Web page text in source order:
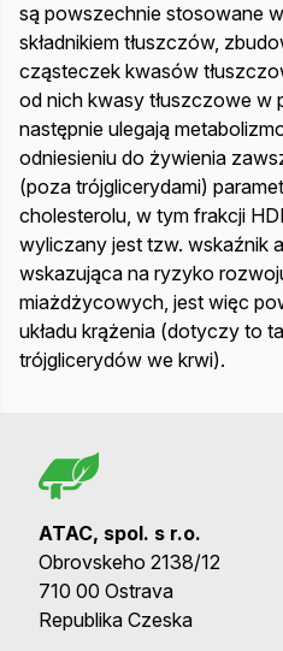
są powszechnie stosowane
składnikiem tłuszczów,
cząsteczek kwasów
od nich kwasy tłuszczowe w
następnie ulegają
odniesieniu do żywienia
(poza trójglicerydami)
cholesterolu, w tym frakcji
wyliczany jest tzw. wskaźnik
wskazująca na ryzyko
miażdżycowych, jest więc
układu krążenia (dotyczy to
trójglicerydów we krwi).
ATAC, spol. s r.o.
Obrovskeho 2138/12
710 00 Ostrava
Republika Czeska